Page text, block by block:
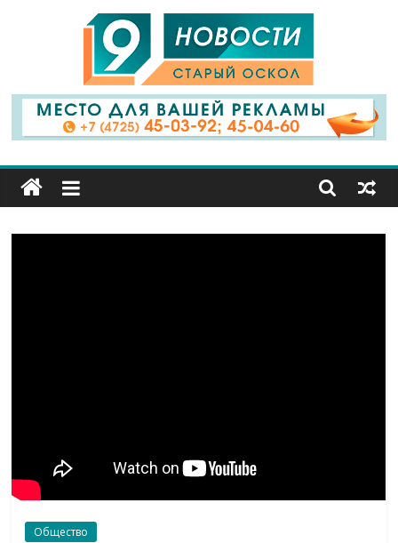
9
Канал
Старый
Общество